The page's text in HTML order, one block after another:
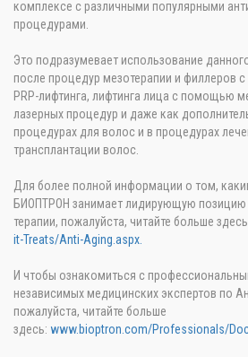
комплексе с различными популярными
процедурами.
Это подразумевает использование
после процедур мезотерапии и филлеров
PRP-лифтинга, лифтинга лица с помощью
лазерных процедур и даже как
процедурах для волос и в процедурах
трансплантации волос.
Для более полной информации о том,
БИОПТРОН занимает лидирующую позицию
терапии, пожалуйста, читайте больше
it-Treats/Anti-Aging.aspx.
И чтобы ознакомиться с
независимых медицинских экспертов по
пожалуйста, читайте больше
здесь: www.bioptron.com/Professionals/